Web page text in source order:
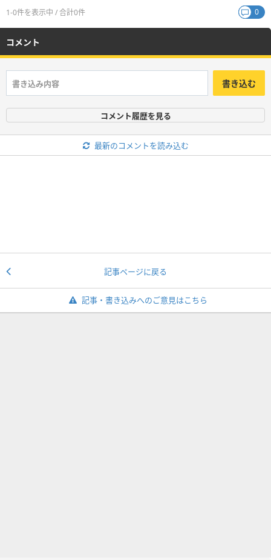
1-0件を表示中 / 合計0件 0
コメント
書き込む
コメント履歴を見る
最新のコメントを読み込む
記事ページに戻る
記事・書き込みへのご意見はこちら